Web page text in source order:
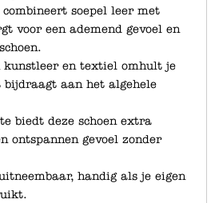
soepel leer met
voor een ademend gevoel en
kunstleer en textiel omhult je
bijdraagt aan het algehele
biedt deze schoen extra
ontspannen gevoel zonder
handig als je eigen